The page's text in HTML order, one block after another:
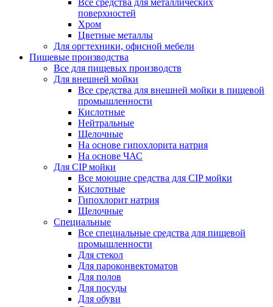
Все средства для металлических
поверхностей
Хром
Цветные металлы
Для оргтехники, офисной мебели
Пищевые производства
Все для пищевых производств
Для внешней мойки
Все средства для внешней мойки в пищевой
промышленности
Кислотные
Нейтральные
Щелочные
На основе гипохлорита натрия
На основе ЧАС
Для CIP мойки
Все моющие средства для CIP мойки
Кислотные
Гипохлорит натрия
Щелочные
Специальные
Все специальные средства для пищевой
промышленности
Для стекол
Для пароконвектоматов
Для полов
Для посуды
Для обуви